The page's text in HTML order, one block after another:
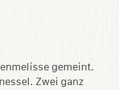
gemeint.
Zwei ganz